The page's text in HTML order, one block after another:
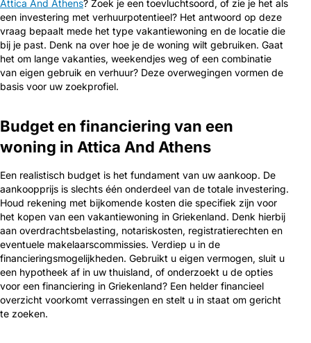
Attica And Athens? Zoek je een toevluchtsoord, of zie je het als
een investering met verhuurpotentieel? Het antwoord op deze
vraag bepaalt mede het type vakantiewoning en de locatie die
bij je past. Denk na over hoe je de woning wilt gebruiken. Gaat
het om lange vakanties, weekendjes weg of een combinatie
van eigen gebruik en verhuur? Deze overwegingen vormen de
basis voor uw zoekprofiel.
Budget en financiering van een
woning in Attica And Athens
Een realistisch budget is het fundament van uw aankoop. De
aankoopprijs is slechts één onderdeel van de totale investering.
Houd rekening met bijkomende kosten die specifiek zijn voor
het kopen van een vakantiewoning in Griekenland. Denk hierbij
aan overdrachtsbelasting, notariskosten, registratierechten en
eventuele makelaarscommissies. Verdiep u in de
financieringsmogelijkheden. Gebruikt u eigen vermogen, sluit u
een hypotheek af in uw thuisland, of onderzoekt u de opties
voor een financiering in Griekenland? Een helder financieel
overzicht voorkomt verrassingen en stelt u in staat om gericht
te zoeken.